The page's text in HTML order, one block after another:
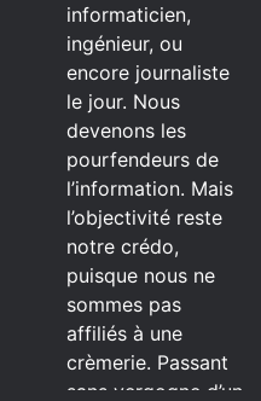
informaticien,
ingénieur, ou
encore journaliste
le jour. Nous
devenons les
pourfendeurs de
l’information. Mais
l’objectivité reste
notre crédo,
puisque nous ne
sommes pas
affiliés à une
crèmerie. Passant
sans vergogne d’un